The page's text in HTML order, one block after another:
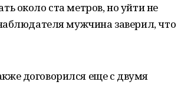
около ста метров, но уйти не
мужчина заверил, что
договорился еще с двумя